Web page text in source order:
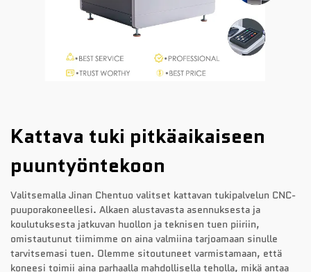
Kattava tuki pitkäaikaiseen
puuntyöntekoon
Valitsemalla Jinan Chentuo valitset kattavan tukipalvelun CNC-
puuporakoneellesi. Alkaen alustavasta asennuksesta ja
koulutuksesta jatkuvan huollon ja teknisen tuen piiriin,
omistautunut tiimimme on aina valmiina tarjoamaan sinulle
tarvitsemasi tuen. Olemme sitoutuneet varmistamaan, että
koneesi toimii aina parhaalla mahdollisella teholla, mikä antaa